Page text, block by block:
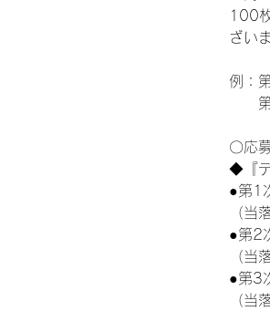
100
ざい
例：
第1
〇応
◆『
●第1
（当
●第2
（当
●第3
（当